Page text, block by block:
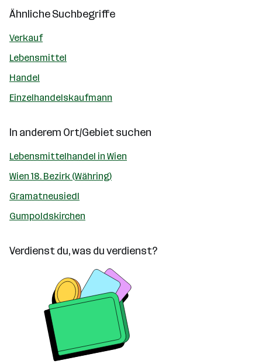
Ähnliche Suchbegriffe
Verkauf
Lebensmittel
Handel
Einzelhandelskaufmann
In anderem Ort/Gebiet suchen
Lebensmittelhandel in Wien
Wien 18. Bezirk (Währing)
Gramatneusiedl
Gumpoldskirchen
Verdienst du, was du verdienst?